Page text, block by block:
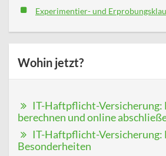
Experimentier- und
Wohin jetzt?
IT-Haftpflicht-Versicherung:
berechnen und online
IT-Haftpflicht-Versicherung:
Besonderheiten